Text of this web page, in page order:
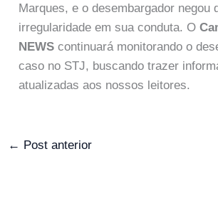
Marques, e o desembargador negou
irregularidade em sua conduta. O
NEWS continuará monitorando o
caso no STJ, buscando trazer
atualizadas aos nossos leitores.
← Post anterior